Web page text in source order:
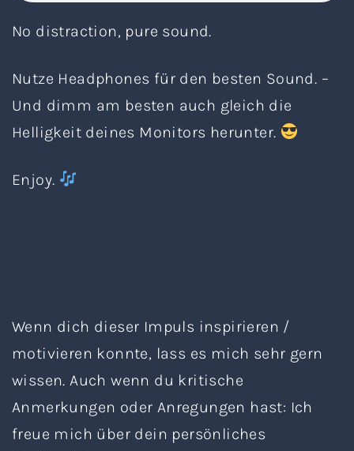
No distraction, pure sound.
Nutze Headphones für den besten Sound. –
Und dimm am besten auch gleich die
Helligkeit deines Monitors herunter.
Enjoy.
Wenn dich dieser Impuls inspirieren /
motivieren konnte, lass es mich sehr gern
wissen. Auch wenn du kritische
Anmerkungen oder Anregungen hast: Ich
freue mich über dein persönliches